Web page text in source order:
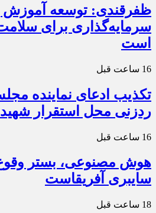
ظفرقندی: توسعه آموزش
سرمایه‌گذاری برای
است
16 ساعت قبل
تکذیب ادعای نماینده
ردزنی محل استقرار شهید
16 ساعت قبل
سایبری آفریقاست
18 ساعت قبل